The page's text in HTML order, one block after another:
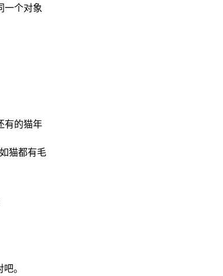
一个对象
有的猫年
猫都有毛
。